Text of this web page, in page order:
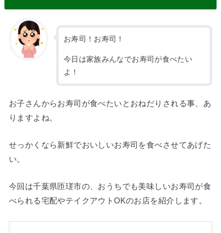
お寿司！お寿司！
今日は家族みんなでお寿司が食べたい
よ！
お子さんからお寿司が食べたいとおねだりされる事、あ
りますよね。
せっかくなら新鮮でおいしいお寿司を食べさせてあげた
い。
今回は千葉県匝瑳市の、おうちでも美味しいお寿司が食
べられる宅配やテイクアウトOKのお店を紹介します。